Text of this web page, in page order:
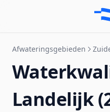
Afwateringsgebieden
Landelijk